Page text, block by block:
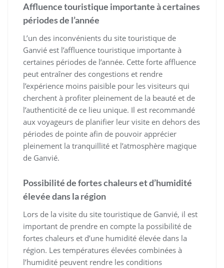
Affluence touristique importante à certaines
périodes de l’année
L’un des inconvénients du site touristique de
Ganvié est l’affluence touristique importante à
certaines périodes de l’année. Cette forte affluence
peut entraîner des congestions et rendre
l’expérience moins paisible pour les visiteurs qui
cherchent à profiter pleinement de la beauté et de
l’authenticité de ce lieu unique. Il est recommandé
aux voyageurs de planifier leur visite en dehors des
périodes de pointe afin de pouvoir apprécier
pleinement la tranquillité et l’atmosphère magique
de Ganvié.
Possibilité de fortes chaleurs et d’humidité
élevée dans la région
Lors de la visite du site touristique de Ganvié, il est
important de prendre en compte la possibilité de
fortes chaleurs et d’une humidité élevée dans la
région. Les températures élevées combinées à
l’humidité peuvent rendre les conditions